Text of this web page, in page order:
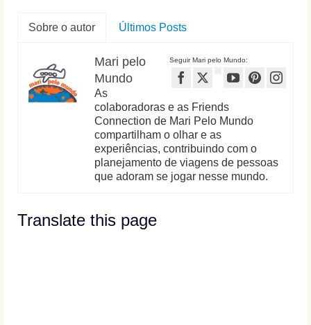
Sobre o autor Últimos Posts
Seguir Mari pelo Mundo:
Mari pelo
Mundo
As
colaboradoras e as Friends
Connection de Mari Pelo Mundo
compartilham o olhar e as
experiências, contribuindo com o
planejamento de viagens de pessoas
que adoram se jogar nesse mundo.
Translate this page